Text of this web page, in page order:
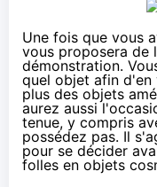
Une fois que vous
vous proposera de
démonstration.
quel objet afin d'en
plus des objets
aurez aussi
tenue, y compris
possédez pas. Il
pour se décider
folles en objets